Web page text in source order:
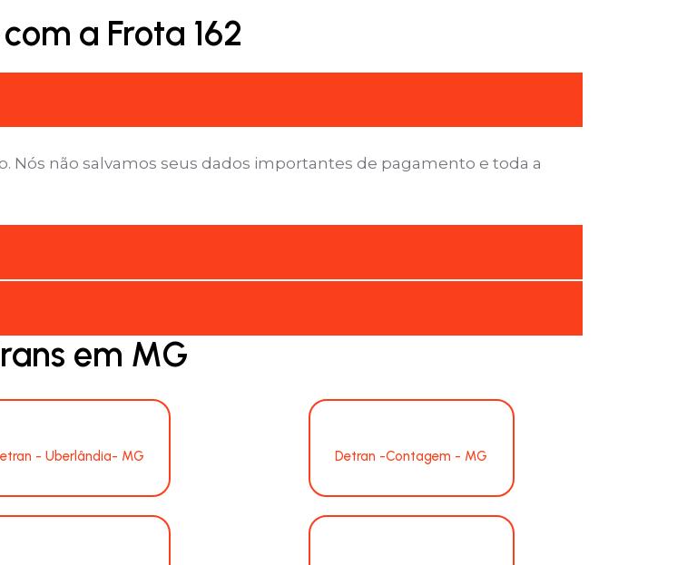
a Frota 162
Nós não salvamos seus dados importantes de pagamento e toda a
em MG
- Uberlândia- MG Detran -Contagem - MG